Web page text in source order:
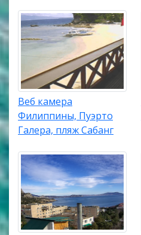
Веб камера
Филиппины, Пуэрто
Галера, пляж Сабанг